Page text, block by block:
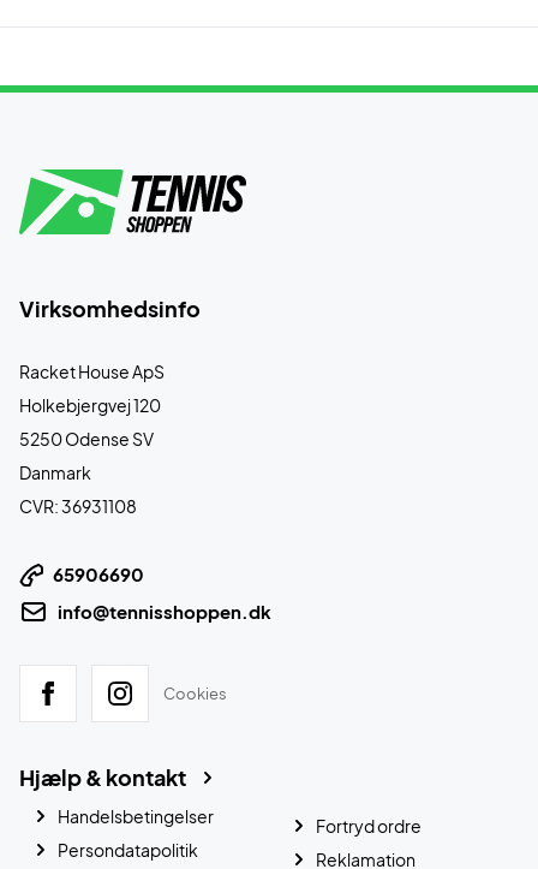
Virksomhedsinfo
Racket House ApS
Holkebjergvej 120
5250 Odense SV
Danmark
CVR: 36931108
65906690
info@tennisshoppen.dk
Cookies
Hjælp & kontakt
Handelsbetingelser
Persondatapolitik
Fortryd ordre
Reklamation